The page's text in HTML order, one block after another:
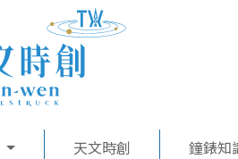
天文時創 鐘錶知